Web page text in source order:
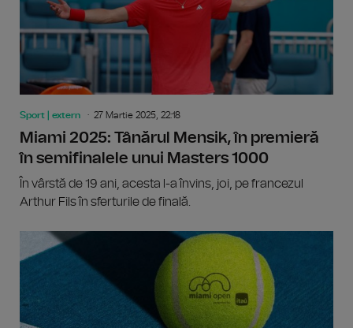
Sport | extern 27 Martie 2025, 22:18
Miami 2025: Tânărul Mensik, în premieră
în semifinalele unui Masters 1000
În vârstă de 19 ani, acesta l-a învins, joi, pe francezul
Arthur Fils în sferturile de finală.